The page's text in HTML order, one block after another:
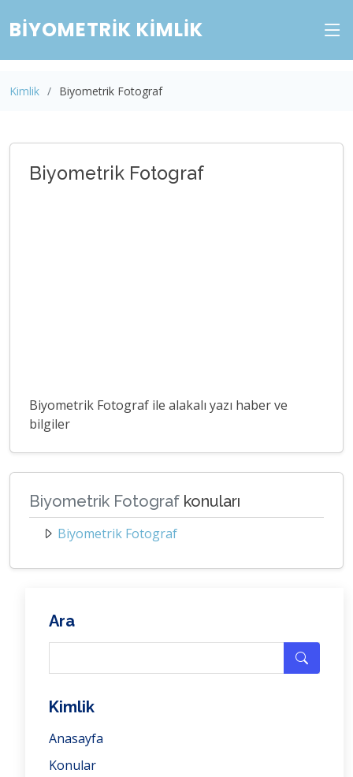
BIYOMETRIK KIMLIK
Kimlik Biyometrik Fotograf
Biyometrik Fotograf
Biyometrik Fotograf ile alakalı yazı haber ve
bilgiler
Biyometrik Fotograf konuları
Biyometrik Fotograf
Ara
Kimlik
Anasayfa
Konular